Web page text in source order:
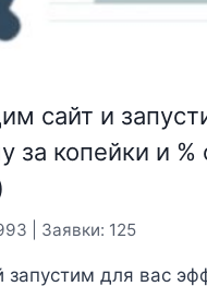
сайт и
за копейки и
| Заявки: 125
запустим для вас